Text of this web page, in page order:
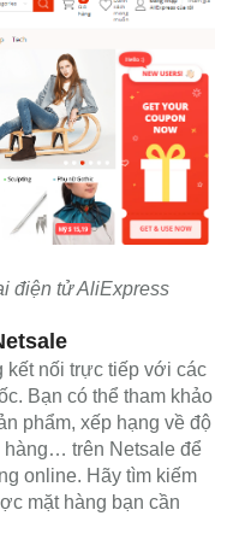
điện tử AliExpress
kết nối trực tiếp với các
Bạn có thể tham khảo
phẩm, xếp hạng về độ
hàng… trên Netsale để
online. Hãy tìm kiếm
mặt hàng bạn cần